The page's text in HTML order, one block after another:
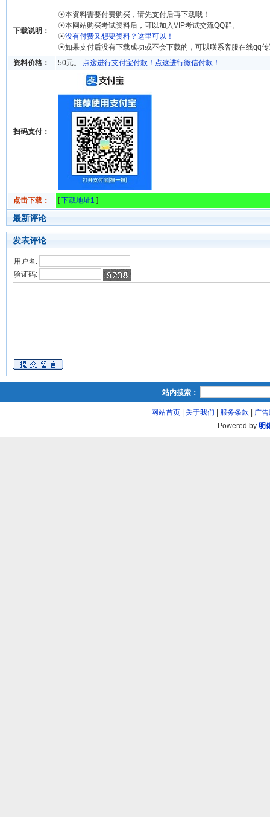
下载说明：
☉本资料需要付费购买，请先支付后再下载哦！
☉本网站购买考试资料后，可以加入VIP考试交流QQ群。
☉没有付费又想要资料？这里可以！
☉如果支付后没有下载成功或不会下载的，可以联系客服在线qq
资料价格：
50元。 点这进行支付宝付款！ 点这进行微信付款！
扫码支付：
点击下载： [下载地址1 ]
最新评论
发表评论
用户名:
验证码:
站内搜索：
网站首页| 关于我们 服务条款
广
Powered by 明